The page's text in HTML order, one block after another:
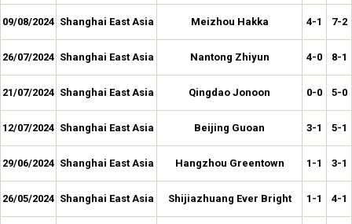
09/08/2024 Shanghai East Asia Meizhou Hakka 4-1 7-2
26/07/2024 Shanghai East Asia Nantong Zhiyun 4-0 8-1
21/07/2024 Shanghai East Asia Qingdao Jonoon 0-0 5-0
12/07/2024 Shanghai East Asia Beijing Guoan 3-1 5-1
29/06/2024 Shanghai East Asia Hangzhou Greentown 1-1 3-1
26/05/2024 Shanghai East Asia Shijiazhuang Ever Bright 1-1 4-1